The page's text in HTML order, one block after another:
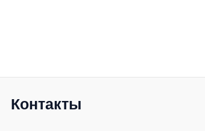
Контакты